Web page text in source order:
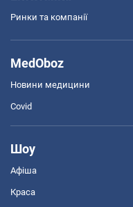
Ринки та компанії
MedOboz
Новини медицини
Covid
Шоу
Афіша
Краса